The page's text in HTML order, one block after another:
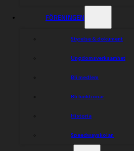
FÖRENINGEN
Styrelse & dokument
Ungdomsverksamhet
Bli medlem
Bli funktionär
Historia
Speedwayskolan
Dela nyheten: